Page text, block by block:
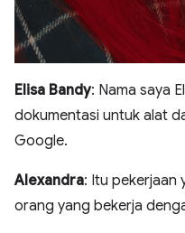
Elisa Bandy: Nama saya
dokumentasi untuk alat
Google.
Alexandra: Itu pekerjaan
orang yang bekerja